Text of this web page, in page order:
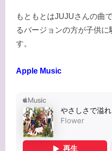
もともとはJUJUさんの曲
るバージョンの方が子供に
す。
Apple Music